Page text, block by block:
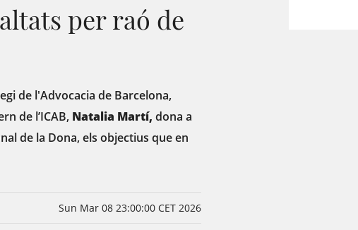
per raó de
de l'Advocacia de Barcelona,
de l’ICAB, Natalia Martí, dona a
de la Dona, els objectius que en
Sun Mar 08 23:00:00 CET 2026